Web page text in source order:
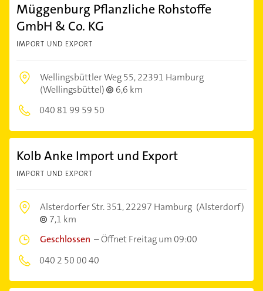
Müggenburg Pflanzliche Rohstoffe
GmbH & Co. KG
IMPORT UND EXPORT
Wellingsbüttler Weg 55,22391 Hamburg
(Wellingsbüttel)
6,6 km
040 81 99 59 50
Kolb Anke Import und Export
IMPORT UND EXPORT
Alsterdorfer Str. 351,22297 Hamburg (Alsterdorf)
7,1 km
Geschlossen –Öffnet Freitag um 09:00
040 2 50 00 40